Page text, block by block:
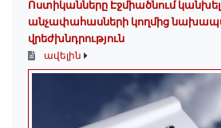
Ոստիկանները Էջմիածնում
անչափահասների կողմից
վրեժխնդրություն
ավելին